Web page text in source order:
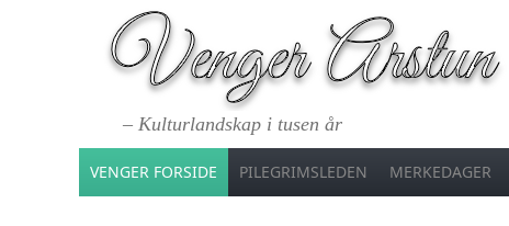
– Kulturlandskap i tusen år
VENGER FORSIDE PILEGRIMSLEDEN MERKEDAGER